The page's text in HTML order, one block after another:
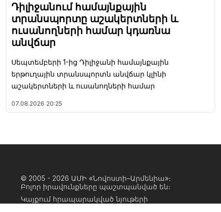
Դիլիջանում համայնքային
տրանսպորտը աշակերտների և
ուսանողների համար կդառնա
անվճար
Սեպտեմբերի 1-ից Դիլիջանի համայնքային
երթուղային տրանսպորտն անվճար կլինի
աշակերտների և ուսանողների համար
07.08.2026 20:25
© 2005 - 2026 ԱՄԻ «Նովոստի–Արմենիա»։
Բոլոր իրավունքները պաշտպանված են։
Կայքում հրապարակված նյութերի